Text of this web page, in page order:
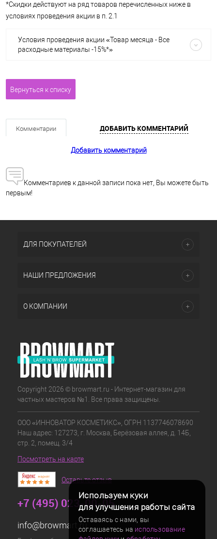
*Скидки действуют на ряд товаров перечисленных ниже в
условиях проведения акции в п. 2.1
Условия проведения акции «Товар месяца - Все
расходные материалы -15%*»
Вернуться к списку
Комментарии ДОБАВИТЬ КОММЕНТАРИЙ
Добавить комментарий
Комментариев к данной записи пока нет, Вы можете быть
первым!
Используем куки
для улучшения работы сайта
Оставаясь с нами, вы
соглашаетесь на использование
ДЛЯ ПОКУПАТЕЛЕЙ
НАШИ ПРЕДЛОЖЕНИЯ
О КОМПАНИИ
Copyright 2026 © browmart.ru - Интернет-магазин для
частных мастеров №1. Все права защищены.
ООО «ИННОВАТОР КОСМЕТИКС», ОГРН 1137746078690
Наш адрес: 127273, г. Москва, Берёзовая аллея, д. 14Б,
стр. 2, помещ. 3/4
Посмотреть на карте
Оставьте отзыв
+7 (495) 023-00-05
info@browmart.ru